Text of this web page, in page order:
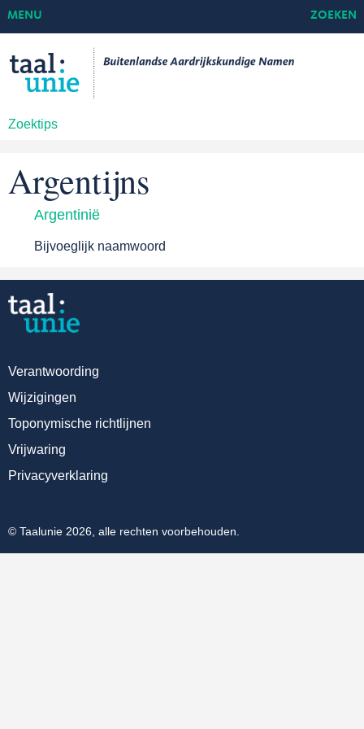
Zoektips
MENU ZOEKEN
Argentijns
Argentinië
Bijvoeglijk naamwoord
Verantwoording
Wijzigingen
Toponymische richtlijnen
Vrijwaring
Privacyverklaring
© Taalunie 2026, alle rechten voorbehouden.